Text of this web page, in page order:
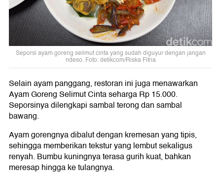
Seporsi ayam goreng selimut cinta yang sudah diguyur dengan jangan
ndeso. Foto: detikcom/Riska Fitria
Selain ayam panggang, restoran ini juga menawarkan
Ayam Goreng Selimut Cinta seharga Rp 15.000.
Seporsinya dilengkapi sambal terong dan sambal
bawang.
Ayam gorengnya dibalut dengan kremesan yang tipis,
sehingga memberikan tekstur yang lembut sekaligus
renyah. Bumbu kuningnya terasa gurih kuat, bahkan
meresap hingga ke tulangnya.